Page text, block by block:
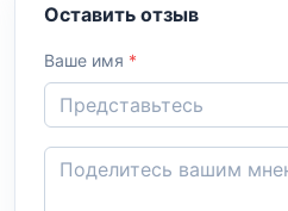
Оставить отзыв
Ваше имя *